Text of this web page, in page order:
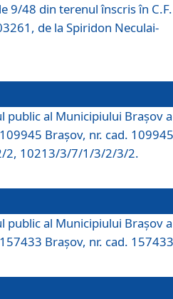
9/48 din terenul înscris în
de la Spiridon Neculai-
public al Municipiului Braşov a
Brașov, nr. cad.
2, 10213/3/7/1/3/2/3/2.
public al Municipiului Braşov a
Brașov, nr. cad.